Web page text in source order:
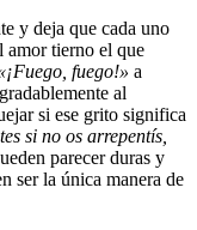
y deja que cada uno
amor tierno el que
fuego!» a
al
si ese grito significa
si no os arrepentís,
parecer duras y
ser la única manera de